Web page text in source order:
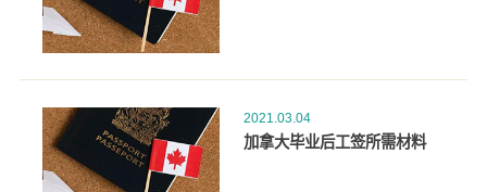
2021.03.04
加拿大毕业后工签所需材料